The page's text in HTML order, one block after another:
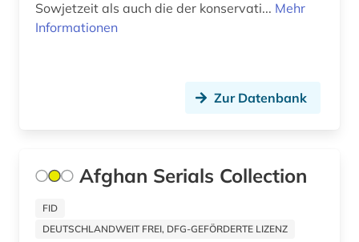
turksprachen (1)
Sowjetzeit als auch die der konservati... Mehr
Informationen
Zur Datenbank
Afghan Serials Collection
FID
DEUTSCHLANDWEIT FREI, DFG-GEFÖRDERTE LIZENZ